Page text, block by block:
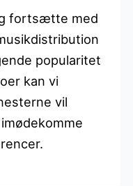
fortsætte med
popularitet
kan vi
vil